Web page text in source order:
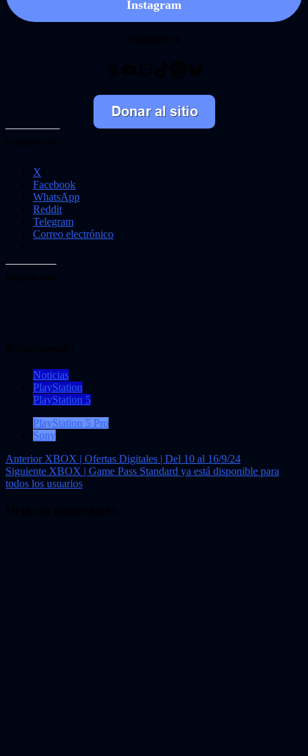
Instagram
X
Facebook
WhatsApp
Reddit
Telegram
Correo electrónico
Noticias
PlayStation
PlayStation 5
PlayStation 5 Pro
Sony
Navegación
de
AnteriorXBOX | Ofertas Digitales | Del 10 al 16/9/24
Siguiente XBOX | Game Pass Standard ya está disponible para
todos los usuarios